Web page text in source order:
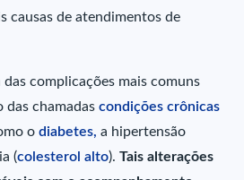
causas de atendimentos de
das complicações mais comuns
das chamadascondições crônicas
odiabetes, a hipertensão
(colesterol alto).Tais alterações